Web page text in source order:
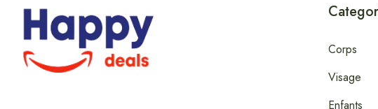
Corps
Visage
Enfants